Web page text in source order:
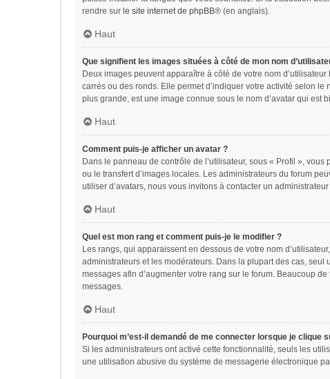
rendre sur le site internet de phpBB® (en anglais).
Haut
Que signifient les images situées à côté de mon nom
Deux images peuvent apparaître à côté de votre nom
carrés ou des ronds. Elle permet d’indiquer votre activité selon
plus grande, est une image connue sous le nom d’avatar qui est
Haut
Comment puis-je afficher un avatar ?
Dans le panneau de contrôle de l’utilisateur, sous « Profil »,
ou le transfert d’images locales. Les administrateurs du forum
utiliser d’avatars, nous vous invitons à contacter un
Haut
Quel est mon rang et comment puis-je le modifier ?
Les rangs, qui apparaissent en dessous de votre nom
administrateurs et les modérateurs. Dans la plupart des cas,
messages afin d’augmenter votre rang sur le forum. Beaucoup
messages.
Haut
Pourquoi m’est-il demandé de me connecter lorsque je clique
Si les administrateurs ont activé cette fonctionnalité, seuls les
une utilisation abusive du système de messagerie électronique